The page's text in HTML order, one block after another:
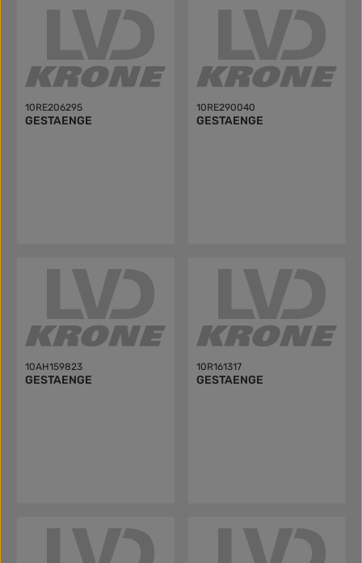
10RE206295
GESTAENGE
10RE290040
GESTAENGE
10AH159823
GESTAENGE
10R161317
GESTAENGE